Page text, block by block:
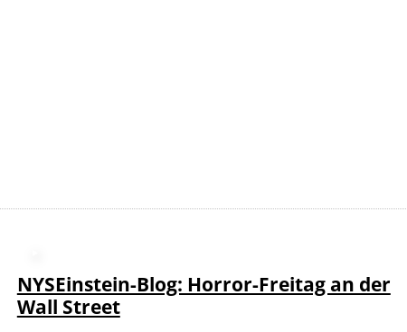
NYSEinstein-Blog: Horror-Freitag an der
Wall Street